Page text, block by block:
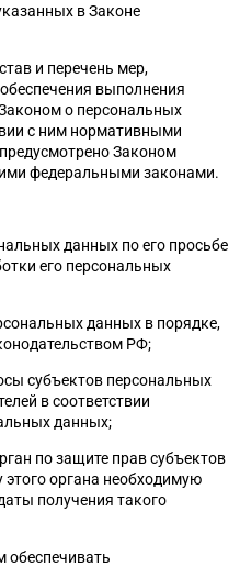
в Законе
и перечень мер,
выполнения
о персональных
с ним нормативными
Законом
федеральными законами.
данных по его просьбе
его персональных
данных в порядке,
РФ;
субъектов персональных
в соответствии
данных;
по защите прав субъектов
органа необходимую
получения такого
обеспечивать